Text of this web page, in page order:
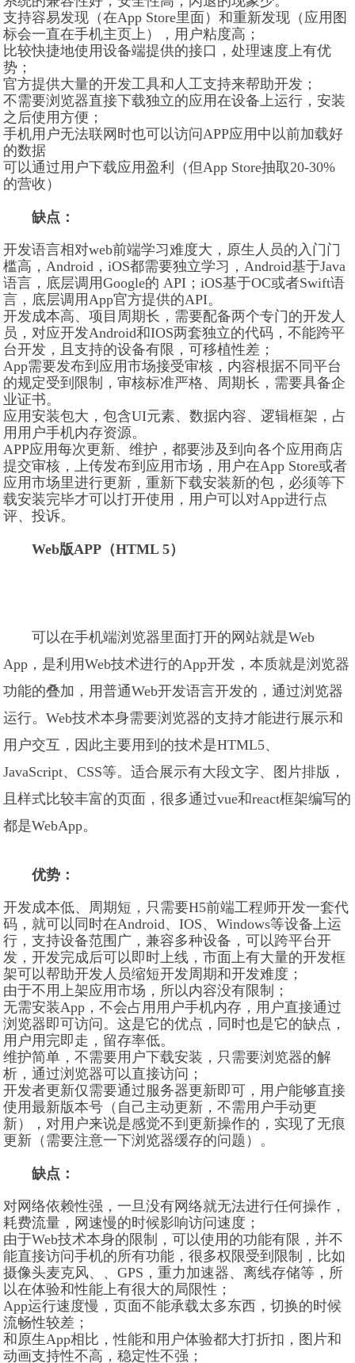
支持容易发现（在App Store里面）和重新发现（应用图
标会一直在手机主页上），用户粘度高；
比较快捷地使用设备端提供的接口，处理速度上有优
势；
官方提供大量的开发工具和人工支持来帮助开发；
不需要浏览器直接下载独立的应用在设备上运行，安装
之后使用方便；
手机用户无法联网时也可以访问APP应用中以前加载好
的数据
可以通过用户下载应用盈利（但App Store抽取20-30%
的营收）
缺点：
开发语言相对web前端学习难度大，原生人员的入门门
槛高，Android，iOS都需要独立学习，Android基于Java
语言，底层调用Google的 API；iOS基于OC或者Swift语
言，底层调用App官方提供的API。
开发成本高、项目周期长，需要配备两个专门的开发人
员，对应开发Android和IOS两套独立的代码，不能跨平
台开发，且支持的设备有限，可移植性差；
App需要发布到应用市场接受审核，内容根据不同平台
的规定受到限制，审核标准严格、周期长，需要具备企
业证书。
应用安装包大，包含UI元素、数据内容、逻辑框架，占
用用户手机内存资源。
APP应用每次更新、维护，都要涉及到向各个应用商店
提交审核，上传发布到应用市场，用户在App Store或者
应用市场里进行更新，重新下载安装新的包，必须等下
载安装完毕才可以打开使用，用户可以对App进行点
评、投诉。
Web版APP（HTML 5）
可以在手机端浏览器里面打开的网站就是Web
App，是利用Web技术进行的App开发，本质就是浏览器
功能的叠加，用普通Web开发语言开发的，通过浏览器
运行。Web技术本身需要浏览器的支持才能进行展示和
用户交互，因此主要用到的技术是HTML5、
JavaScript、CSS等。适合展示有大段文字、图片排版，
且样式比较丰富的页面，很多通过vue和react框架编写的
都是WebApp。
优势：
开发成本低、周期短，只需要H5前端工程师开发一套代
码，就可以同时在Android、IOS、Windows等设备上运
行，支持设备范围广，兼容多种设备，可以跨平台开
发，开发完成后可以即时上线，市面上有大量的开发框
架可以帮助开发人员缩短开发周期和开发难度；
由于不用上架应用市场，所以内容没有限制；
无需安装App，不会占用用户手机内存，用户直接通过
浏览器即可访问。这是它的优点，同时也是它的缺点，
用户用完即走，留存率低。
维护简单，不需要用户下载安装，只需要浏览器的解
析，通过浏览器可以直接访问；
开发者更新仅需要通过服务器更新即可，用户能够直接
使用最新版本号（自己主动更新，不需用户手动更
新），对用户来说是感觉不到更新操作的，实现了无痕
更新（需要注意一下浏览器缓存的问题）。
缺点：
对网络依赖性强，一旦没有网络就无法进行任何操作，
耗费流量，网速慢的时候影响访问速度；
由于Web技术本身的限制，可以使用的功能有限，并不
能直接访问手机的所有功能，很多权限受到限制，比如
摄像头麦克风、、GPS，重力加速器、离线存储等，所
以在体验和性能上有很大的局限性；
App运行速度慢，页面不能承载太多东西，切换的时候
流畅性较差；
和原生App相比，性能和用户体验都大打折扣，图片和
动画支持性不高，稳定性不强；